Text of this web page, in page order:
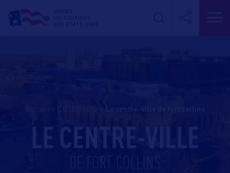
Accueil le centre-ville de fort collins
LE CENTRE-VILLE
DE FORT COLLINS